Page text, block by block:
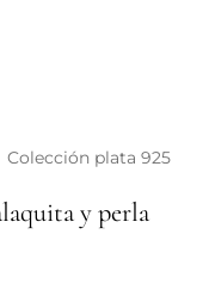
Colección plata 925
y perla